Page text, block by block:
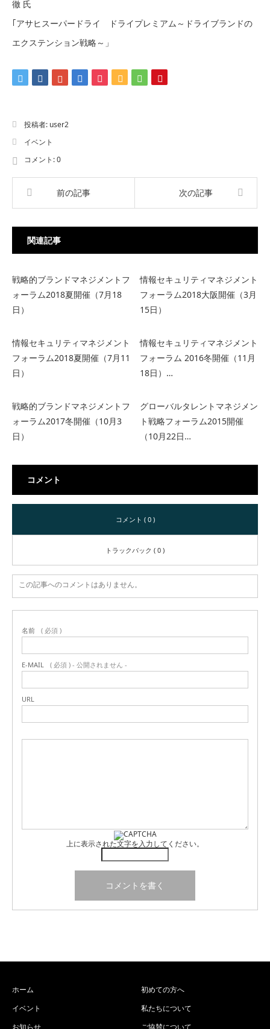
徹 氏
｢アサヒスーパードライ ドライプレミアム～ドライブランドの
エクステンション戦略～」
投稿者: user2
イベント
コメント:0
前の記事 次の記事
関連記事
戦略的ブランドマネジメントフ
ォーラム2018夏開催（7月18
日）
情報セキュリティマネジメント
フォーラム2018大阪開催（3月
15日）
情報セキュリティマネジメント
フォーラム2018夏開催（7月11
日）
情報セキュリティマネジメント
フォーラム 2016冬開催（11月
18日）…
戦略的ブランドマネジメントフ
ォーラム2017冬開催（10月3
日）
グローバルタレントマネジメン
ト戦略フォーラム2015開催
（10月22日…
コメント
コメント ( 0 )
トラックバック ( 0 )
この記事へのコメントはありません。
名前 ( 必須 )
E-MAIL ( 必須 ) - 公開されません -
URL
上に表示された文字を入力してください。
ホーム
イベント
お知らせ
初めての方へ
私たちについて
ご協賛について